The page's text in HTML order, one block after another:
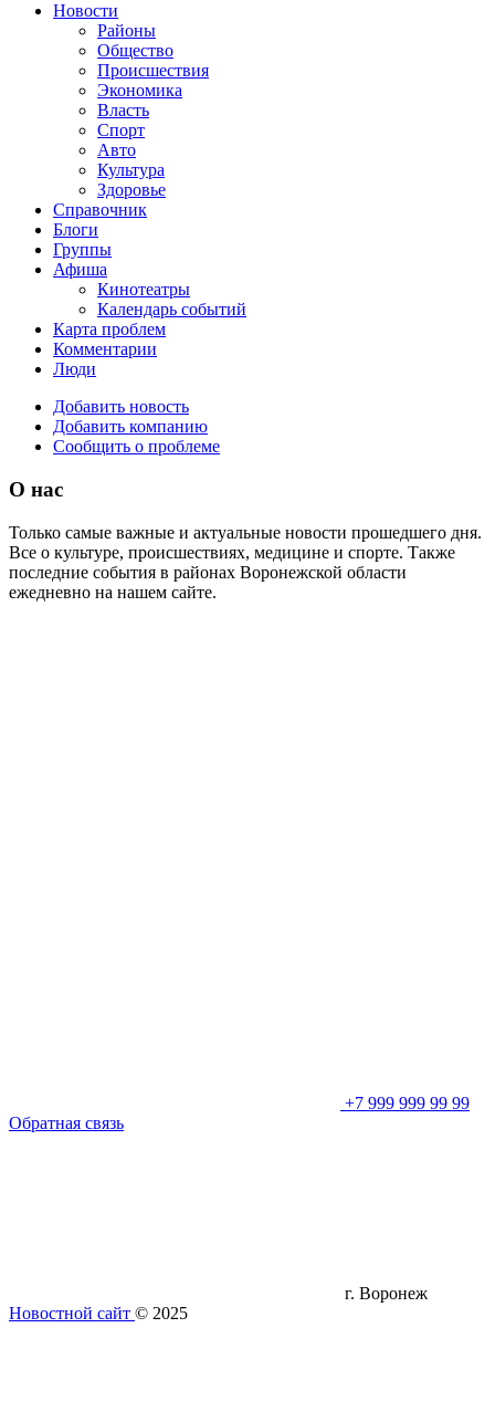
Новости
Районы
Общество
Происшествия
Экономика
Власть
Спорт
Авто
Культура
Здоровье
Справочник
Блоги
Группы
Афиша
Кинотеатры
Календарь событий
Карта проблем
Комментарии
Люди
Добавить новость
Добавить компанию
Сообщить о проблеме
О нас
Только самые важные и актуальные новости прошедшего дня.
Все о культуре, происшествиях, медицине и спорте. Также
последние события в районах Воронежской области
ежедневно на нашем сайте.
+7 999 999 99 99
Обратная связь
г. Воронеж
Новостной сайт © 2025